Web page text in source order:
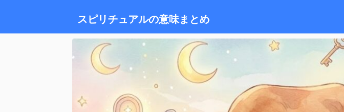
スピリチュアルの意味まとめ